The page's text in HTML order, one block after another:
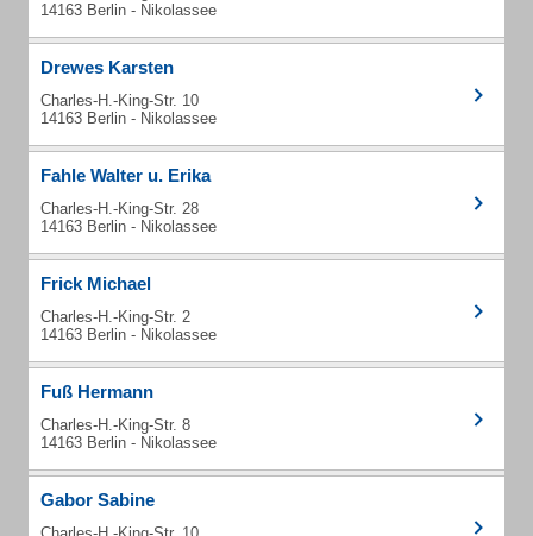
14163 Berlin - Nikolassee
Drewes Karsten
Charles-H.-King-Str. 10
14163 Berlin - Nikolassee
Fahle Walter u. Erika
Charles-H.-King-Str. 28
14163 Berlin - Nikolassee
Frick Michael
Charles-H.-King-Str. 2
14163 Berlin - Nikolassee
Fuß Hermann
Charles-H.-King-Str. 8
14163 Berlin - Nikolassee
Gabor Sabine